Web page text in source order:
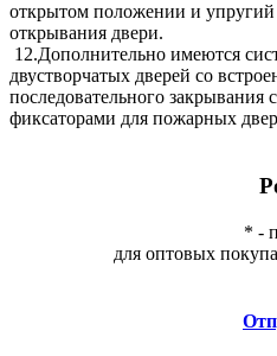
открытом положении и упругий
открывания двери.
12.Дополнительно имеются
двустворчатых дверей со
последовательного
фиксаторами для пожарных
* -
для оптовых